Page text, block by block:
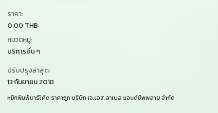
ราคา:
0.00 THB
หมวดหมู่:
บริการอื่น ๆ
ปรับปรุงล่าสุด:
13 กันยายน 2018
หมึกพิมพ์บาร์โค้ด ราคาถูก บริษัท เจ.เอส.ลาเบล แอนด์ซัพพลาย จำกัด